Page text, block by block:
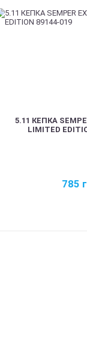
5.11 КЕПКА
LIMITED
785